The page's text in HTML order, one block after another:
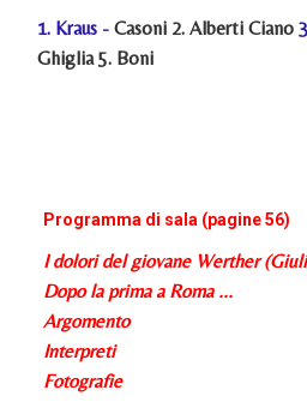
1. Kraus - Casoni 2. Alberti Ciano
Ghiglia 5. Boni
Programma di sala (pagine 56)
I dolori del giovane Werther
Dopo la prima a Roma ...
Argomento
Interpreti
Fotografie